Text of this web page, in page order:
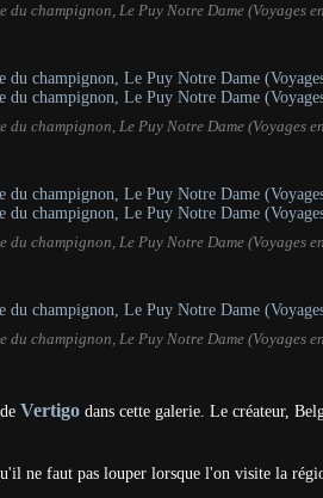
du champignon, Le Puy Notre Dame (Voyages
du champignon, Le Puy Notre Dame (Voyages
du champignon, Le Puy Notre Dame (Voyages
du champignon, Le Puy Notre Dame (Voyages
Vertigo dans cette galerie. Le créateur,
ne faut pas louper lorsque l'on visite la